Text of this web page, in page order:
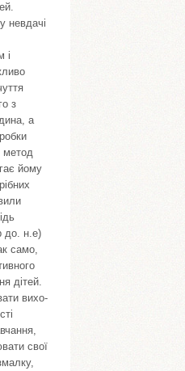
невдачі
і
з
а
метод
йому
до. н.е)
само,
дітей.
вихо-
свої